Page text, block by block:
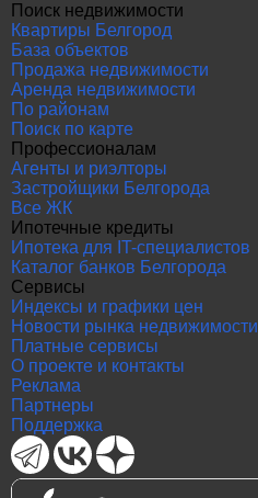
Поиск недвижимости
Квартиры Белгород
База объектов
Продажа недвижимости
Аренда недвижимости
По районам
Поиск по карте
Профессионалам
Агенты и риэлторы
Застройщики Белгорода
Все ЖК
Ипотечные кредиты
Ипотека для IT-специалистов
Каталог банков Белгорода
Сервисы
Индексы и графики цен
Новости рынка недвижимости
Платные сервисы
О проекте и контакты
Реклама
Партнеры
Поддержка